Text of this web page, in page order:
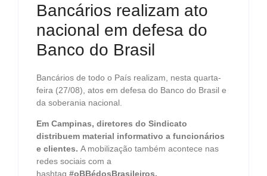
Bancários realizam ato
nacional em defesa do
Banco do Brasil
Bancários de todo o País realizam, nesta quarta-
feira (27/08), atos em defesa do Banco do Brasil e
da soberania nacional.
Em Campinas, diretores do Sindicato
distribuem material informativo a funcionários
e clientes. A mobilização também acontece nas
redes sociais com a
hashtag #oBBédosBrasileiros.